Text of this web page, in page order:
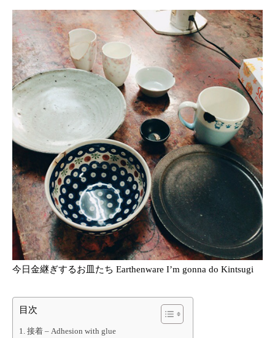
今日金継ぎするお皿たち Earthenware I’m gonna do Kintsugi
目次
接着 – Adhesion with glue